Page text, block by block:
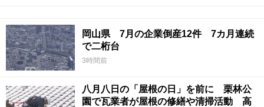
岡山県 7月の企業倒産12件 7カ月連続
で二桁台
3時間前
八月八日の「屋根の日」を前に 栗林公
園で瓦業者が屋根の修繕や清掃活動 高